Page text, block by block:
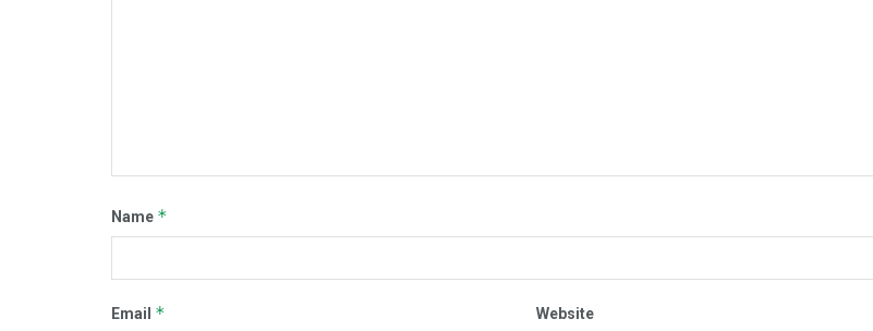
Name *
Email * Website